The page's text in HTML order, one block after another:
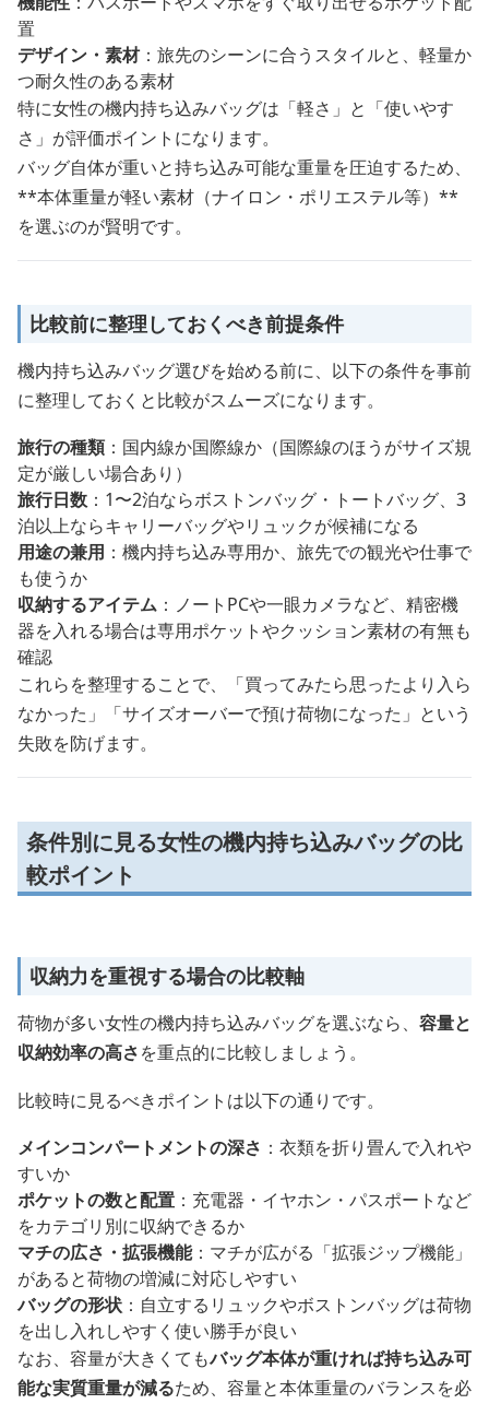
置
デザイン・素材：旅先のシーンに合うスタイルと、軽量か
つ耐久性のある素材
特に女性の機内持ち込みバッグは「軽さ」と「使いやす
さ」が評価ポイントになります。
バッグ自体が重いと持ち込み可能な重量を圧迫するため、
**本体重量が軽い素材（ナイロン・ポリエステル等）**
を選ぶのが賢明です。
比較前に整理しておくべき前提条件
機内持ち込みバッグ選びを始める前に、以下の条件を事前
に整理しておくと比較がスムーズになります。
旅行の種類：国内線か国際線か（国際線のほうがサイズ規
定が厳しい場合あり）
旅行日数 ：1〜2泊ならボストンバッグ・トートバッグ、3
泊以上ならキャリーバッグやリュックが候補になる
用途の兼用 ：機内持ち込み専用か、旅先での観光や仕事で
も使うか
収納するアイテム ：ノートPCや一眼カメラなど、精密機
器を入れる場合は専用ポケットやクッション素材の有無も
確認
これらを整理することで、「買ってみたら思ったより入ら
なかった」「サイズオーバーで預け荷物になった」という
失敗を防げます。
条件別に見る女性の機内持ち込みバッグの比
較ポイント
収納力を重視する場合の比較軸
荷物が多い女性の機内持ち込みバッグを選ぶなら、 容量と
収納効率の高さを重点的に比較しましょう。
比較時に見るべきポイントは以下の通りです。
メインコンパートメントの深さ ：衣類を折り畳んで入れや
すいか
ポケットの数と配置 ：充電器・イヤホン・パスポートなど
をカテゴリ別に収納できるか
マチの広さ・拡張機能：マチが広がる「拡張ジップ機能」
があると荷物の増減に対応しやすい
バッグの形状 ：自立するリュックやボストンバッグは荷物
を出し入れしやすく使い勝手が良い
なお、容量が大きくてもバッグ本体が重ければ持ち込み可
能な実質重量が減るため、容量と本体重量のバランスを必